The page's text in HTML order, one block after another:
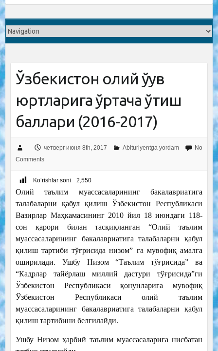
Ўзбекистон олий ўқув
юртларига ўртача ўтиш
баллари (2016-2017)
четверг июня 8th, 2017 Abituriyentga yordam
No
Comments
Ko‘rishlar soni 2,550
Олий таълим муассасаларининг бакалавриатига
талабаларни қабул қилиш Ўзбекистон Республикаси
Вазирлар Маҳкамасининг 2010 йил 18 июндаги 118-
сон қарори билан тасқиқланган “Олий таълим
муассасаларининг бакалавриатига талабаларни қабул
қилиш тартиби тўғрисида низом” га мувофиқ амалга
оширилади. Ушбу Низом “Таълим тўғрисида” ва
“Кадрлар тайёрлаш миллий дастури тўғрисида”ги
Ўзбекистон Республикаси қонунларига мувофиқ
Ўзбекистон Республикаси олий таълим
муассасаларининг бакалавриатига талабаларни қабул
қилиш тартибини белгилайди.
Ушбу Низом ҳарбий таълим муассасаларига нисбатан